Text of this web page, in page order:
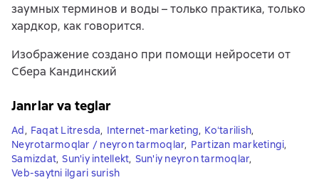
заумных терминов и воды – только практика, только
хардкор, как говорится.
Изображение создано при помощи нейросети от
Сбера Кандинский
Janrlar va teglar
Ad, Faqat Litresda, Internet-marketing, Koʻtarilish,
Neyrotarmoqlar / neyron tarmoqlar, Partizan marketingi,
Samizdat, Sun'iy intellekt, Sun'iy neyron tarmoqlar,
Veb-saytni ilgari surish